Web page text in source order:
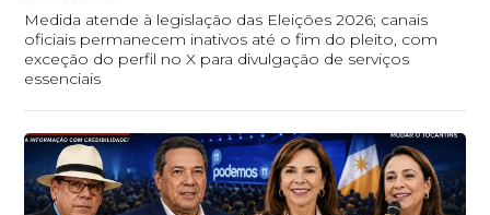
Medida atende à legislação das Eleições 2026; canais
oficiais permanecem inativos até o fim do pleito, com
exceção do perfil no X para divulgação de serviços
essenciais